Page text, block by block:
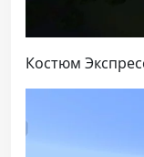
Костюм